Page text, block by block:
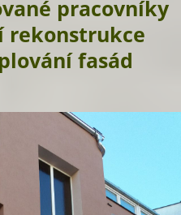
pracovníky
rekonstrukce
fasád